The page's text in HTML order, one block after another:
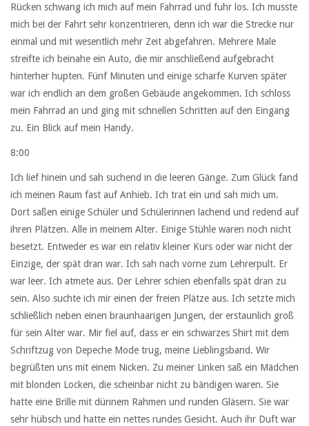
Rücken schwang ich mich auf mein Fahrrad und fuhr los. Ich musste
mich bei der Fahrt sehr konzentrieren, denn ich war die Strecke nur
einmal und mit wesentlich mehr Zeit abgefahren. Mehrere Male
streifte ich beinahe ein Auto, die mir anschließend aufgebracht
hinterher hupten. Fünf Minuten und einige scharfe Kurven später
war ich endlich an dem großen Gebäude angekommen. Ich schloss
mein Fahrrad an und ging mit schnellen Schritten auf den Eingang
zu. Ein Blick auf mein Handy.
8:00
Ich lief hinein und sah suchend in die leeren Gänge. Zum Glück fand
ich meinen Raum fast auf Anhieb. Ich trat ein und sah mich um.
Dort saßen einige Schüler und Schülerinnen lachend und redend auf
ihren Plätzen. Alle in meinem Alter. Einige Stühle waren noch nicht
besetzt. Entweder es war ein relativ kleiner Kurs oder war nicht der
Einzige, der spät dran war. Ich sah nach vorne zum Lehrerpult. Er
war leer. Ich atmete aus. Der Lehrer schien ebenfalls spät dran zu
sein. Also suchte ich mir einen der freien Plätze aus. Ich setzte mich
schließlich neben einen braunhaarigen Jungen, der erstaunlich groß
für sein Alter war. Mir fiel auf, dass er ein schwarzes Shirt mit dem
Schriftzug von Depeche Mode trug, meine Lieblingsband. Wir
begrüßten uns mit einem Nicken. Zu meiner Linken saß ein Mädchen
mit blonden Locken, die scheinbar nicht zu bändigen waren. Sie
hatte eine Brille mit dünnem Rahmen und runden Gläsern. Sie war
sehr hübsch und hatte ein nettes rundes Gesicht. Auch ihr Duft war